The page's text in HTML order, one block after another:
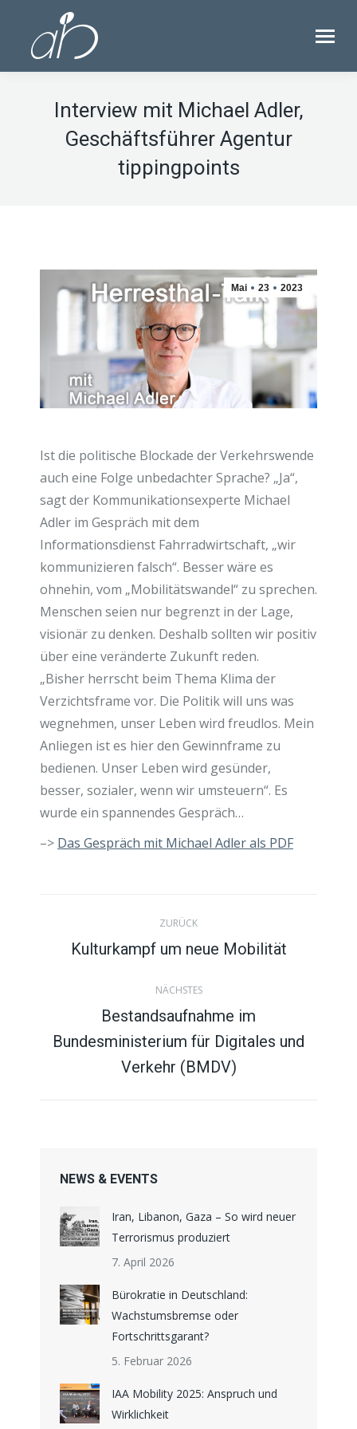
Interview mit Michael Adler,
Geschäftsführer Agentur
tippingpoints
Mai 23 2023
Ist die politische Blockade der Verkehrswende
auch eine Folge unbedachter Sprache? „Ja“,
sagt der Kommunikationsexperte Michael
Adler im Gespräch mit dem
Informationsdienst Fahrradwirtschaft, „wir
kommunizieren falsch“. Besser wäre es
ohnehin, vom „Mobilitätswandel“ zu sprechen.
Menschen seien nur begrenzt in der Lage,
visionär zu denken. Deshalb sollten wir positiv
über eine veränderte Zukunft reden.
„Bisher herrscht beim Thema Klima der
Verzichtsframe vor. Die Politik will uns was
wegnehmen, unser Leben wird freudlos. Mein
Anliegen ist es hier den Gewinnframe zu
bedienen. Unser Leben wird gesünder,
besser, sozialer, wenn wir umsteuern“. Es
wurde ein spannendes Gespräch…
–> Das Gespräch mit Michael Adler als PDF
m
ZURÜCK
Vorheriger
Kulturkampf um neue Mobilität
NÄCHSTES
Nächster
Beitrag:
Bestandsaufnahme im
Bundesministerium für Digitales und
Verkehr (BMDV)
NEWS & EVENTS
Iran, Libanon, Gaza – So wird neuer
Terrorismus produziert
7. April 2026
Bürokratie in Deutschland:
Wachstumsbremse oder
Fortschrittsgarant?
5. Februar 2026
IAA Mobility 2025: Anspruch und
Wirklichkeit